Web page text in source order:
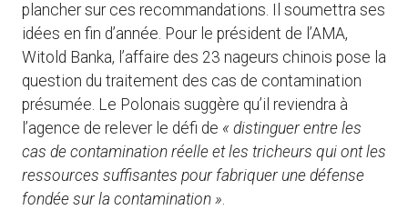
plancher sur ces recommandations. Il soumettra ses
idées en fin d’année. Pour le président de l’AMA,
Witold Banka, l’affaire des 23 nageurs chinois pose la
question du traitement des cas de contamination
présumée. Le Polonais suggère qu’il reviendra à
l’agence de relever le défi de « distinguer entre les
cas de contamination réelle et les tricheurs qui ont les
ressources suffisantes pour fabriquer une défense
fondée sur la contamination ».